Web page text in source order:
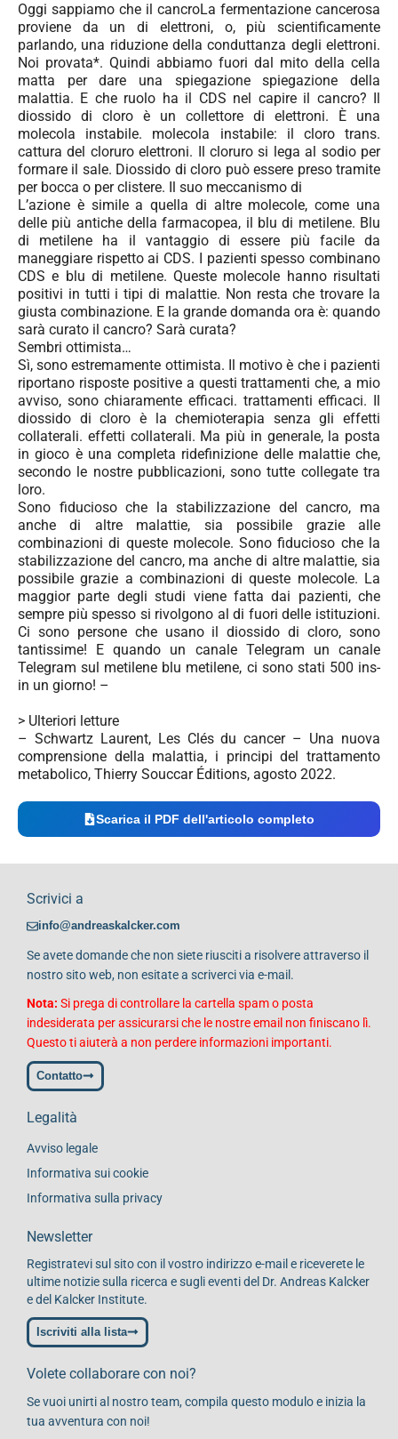
Oggi sappiamo che il cancroLa fermentazione cancerosa
proviene da undi elettroni, o, piùscientificamente
parlando, una riduzione della conduttanza degli elettroni.
Noi provata*. Quindi abbiamo fuori dal mito della cella
matta per dare una spiegazionespiegazione della
malattia. E che ruolo ha il CDS nel capire il cancro?
diossido di cloro è un collettore di elettroni. È una
molecola instabile. molecola instabile: il cloro trans.
cattura del cloruroelettroni. Il cloruro si lega al sodio per
formare il sale. Diossido di cloro può essere preso tramite
per bocca o per clistere. Il suo meccanismo di
L’azione è simile a quella di altre molecole, come una
delle più antiche della farmacopea, il blu di metilene. Blu
di metilene ha il vantaggio di essere più facile da
maneggiare rispetto ai CDS. I pazienti spesso combinano
CDS e blu di metilene. Queste molecole hanno risultati
positivi in tutti i tipi di malattie. Non resta che trovare la
giusta combinazione. E la grande domanda ora è: quando
sarà curato il cancro? Sarà curata?
Sembri ottimista…
Sì, sono estremamente ottimista. Il motivo è che i pazienti
riportano risposte positive a questi trattamenti che, a mio
avviso, sono chiaramente efficaci. trattamenti efficaci. Il
diossido di cloro è la chemioterapia senza gli effetti
collaterali. effetti collaterali. Ma più in generale, la posta
in gioco è una completa ridefinizione delle malattie che,
secondo le nostre pubblicazioni, sono tutte collegate tra
loro.
Sono fiducioso che la stabilizzazione del cancro, ma
anche di altre malattie, sia possibile grazie alle
combinazioni di queste molecole. Sono fiducioso che la
stabilizzazione del cancro, ma anche di altre malattie, sia
possibile grazie a combinazioni di queste molecole. La
maggior parte degli studi viene fatta dai pazienti, che
sempre più spesso si rivolgono al di fuori delle istituzioni.
Ci sono persone che usano il diossido di cloro, sono
tantissime! E quando un canale Telegram un canale
Telegram sul metilene blu metilene, ci sono stati 500 ins-
in un giorno! –
> Ulteriori letture
– Schwartz Laurent, Les Clés du cancer – Una nuova
comprensione della malattia, i principi del trattamento
metabolico, Thierry Souccar Éditions, agosto 2022.
Scarica il PDF dell'articolo completo
Scrivici a
info@andreaskalcker.com
Se avete domande che non siete riusciti a risolvere attraverso il
nostro sito web, non esitate a scriverci via e-mail.
Nota: Si prega di controllare la cartella spam o posta
indesiderata per assicurarsi che le nostre email non finiscano lì.
Questo ti aiuterà a non perdere informazioni importanti.
Contatto
Legalità
Avviso legale
Informativa sui cookie
Informativa sulla privacy
Newsletter
Registratevi sul sito con il vostro indirizzo e-mail e riceverete le
ultime notizie sulla ricerca e sugli eventi del Dr. Andreas Kalcker
e del Kalcker Institute.
Iscriviti alla lista
Volete collaborare con noi?
Se vuoi unirti al nostro team, compila questo modulo e inizia la
tua avventura con noi!